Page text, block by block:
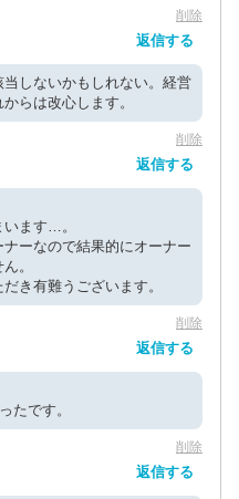
削除
返信する
しないかもしれない。経営
らは改心します。
削除
返信する
ます…。
ーなので結果的にオーナー
。
き有難うございます。
削除
返信する
たです。
削除
返信する